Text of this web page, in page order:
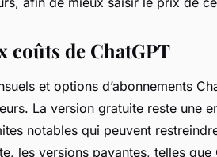
de ChatGPT
et options d’abonnements
La version gratuite reste une
notables qui peuvent
les versions payantes, telles que